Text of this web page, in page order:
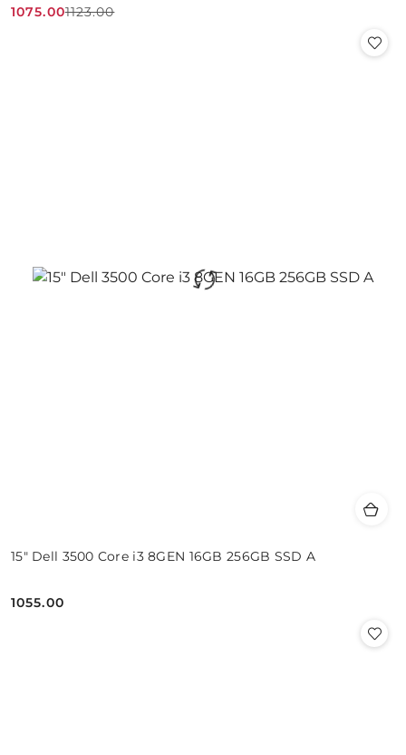
Cena
1075.00
Cena
1123.00
15" Dell 3500 Core i3 8GEN 16GB 256GB SSD A
Cena:
1055.00